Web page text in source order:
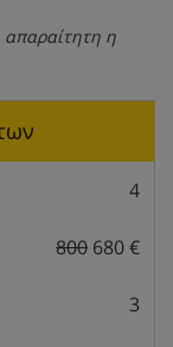
απαραίτητη η
4
800 680 €
3